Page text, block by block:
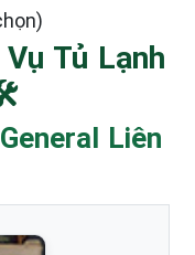
Tủ Lạnh
Liên